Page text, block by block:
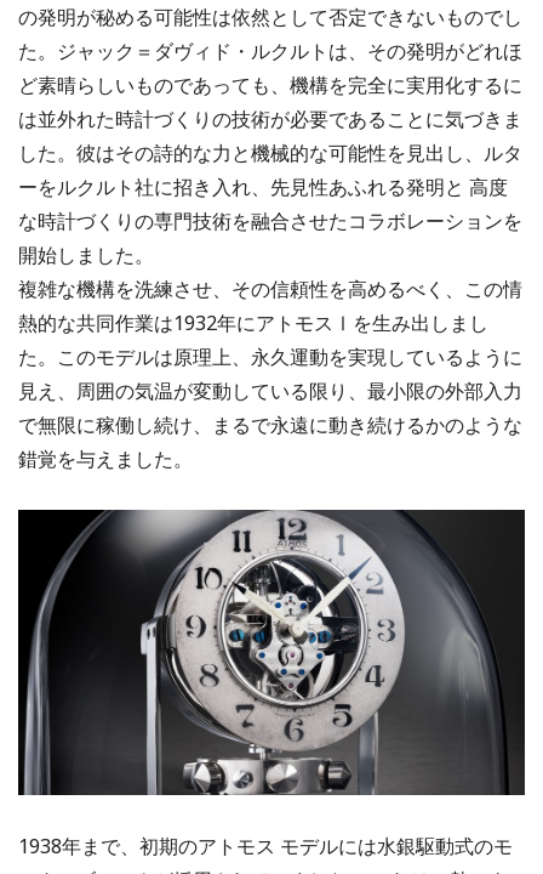
の発明が秘める可能性は依然として否定できないものでし
た。ジャック＝ダヴィド・ルクルトは、その発明がどれほ
ど素晴らしいものであっても、機構を完全に実用化するに
は並外れた時計づくりの技術が必要であることに気づきま
した。彼はその詩的な力と機械的な可能性を見出し、ルタ
ーをルクルト社に招き入れ、先見性あふれる発明と 高度
な時計づくりの専門技術を融合させたコラボレーションを
開始しました。
複雑な機構を洗練させ、その信頼性を高めるべく、この情
熱的な共同作業は1932年にアトモスⅠを生み出しまし
た。このモデルは原理上、永久運動を実現しているように
見え、周囲の気温が変動している限り、最小限の外部入力
で無限に稼働し続け、まるで永遠に動き続けるかのような
錯覚を与えました。
1938年まで、初期のアトモス モデルには水銀駆動式のモ